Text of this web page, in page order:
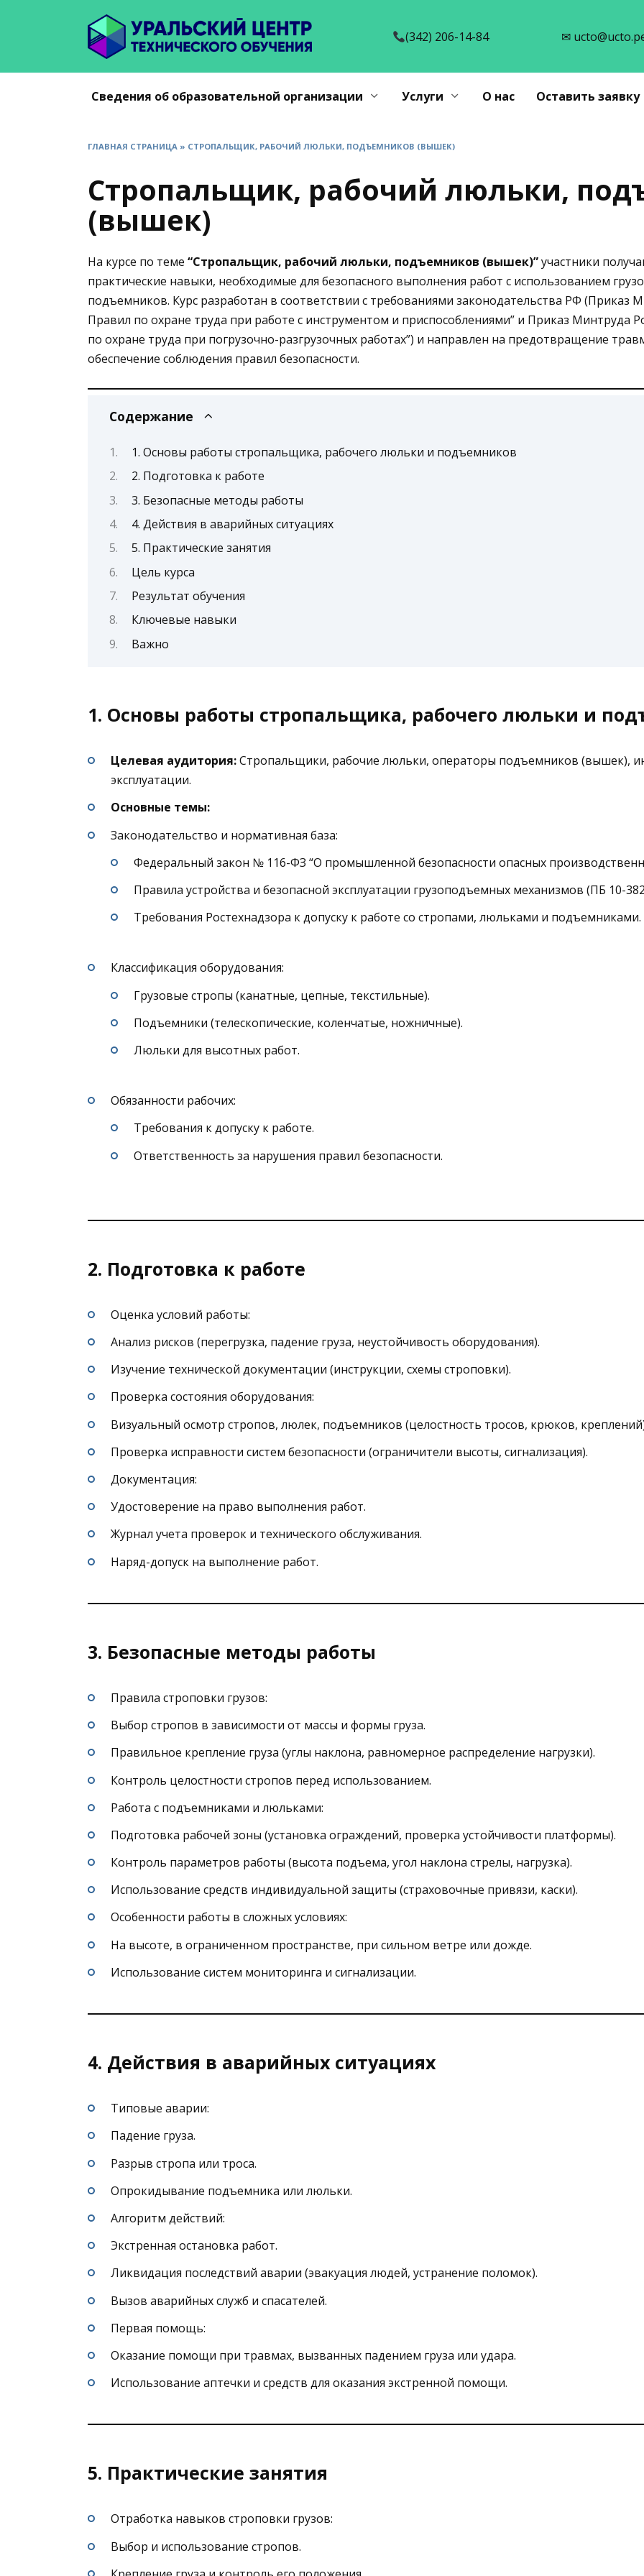
(342) 206-14-84 ✉
Сведения об образовательной организации Услуги О нас Оставить заявку
ГЛАВНАЯ СТРАНИЦА » СТРОПАЛЬЩИК, РАБОЧИЙ ЛЮЛЬКИ, ПОДЪЕМНИКОВ (ВЫШЕК)
Стропальщик, рабочий люльки,
(вышек)
На курсе по теме “Стропальщик, рабочий люльки, подъемников (вышек)”участники
практические навыки, необходимые для безопасного выполнения работ с использованием
подъемников. Курс разработан в соответствии с требованиями законодательства РФ (Приказ
Правил по охране труда при работе с инструментом и приспособлениями” и Приказ Минтруда
по охране труда при погрузочно-разгрузочных работах”) и направлен на предотвращение
обеспечение соблюдения правил безопасности.
Содержание
1. Основы работы стропальщика, рабочего люльки и подъемников
2. Подготовка к работе
3. Безопасные методы работы
4. Действия в аварийных ситуациях
5. Практические занятия
Цель курса
Результат обучения
Ключевые навыки
Важно
1. Основы работы стропальщика, рабочего люльки и
Целевая аудитория:Стропальщики, рабочие люльки, операторы подъемников (вышек),
эксплуатации.
Основные темы:
Законодательство и нормативная база:
Федеральный закон № 116-ФЗ “О промышленной безопасности опасных
Правила устройства и безопасной эксплуатации грузоподъемных механизмов (ПБ 10-
Требования Ростехнадзора к допуску к работе со стропами, люльками и подъемниками.
Классификация оборудования:
Грузовые стропы (канатные, цепные, текстильные).
Подъемники (телескопические, коленчатые, ножничные).
Люльки для высотных работ.
Обязанности рабочих:
Требования к допуску к работе.
Ответственность за нарушения правил безопасности.
2. Подготовка к работе
Оценка условий работы:
Анализ рисков (перегрузка, падение груза, неустойчивость оборудования).
Изучение технической документации (инструкции, схемы строповки).
Проверка состояния оборудования:
Визуальный осмотр стропов, люлек, подъемников (целостность тросов, крюков,
Проверка исправности систем безопасности (ограничители высоты, сигнализация).
Документация:
Удостоверение на право выполнения работ.
Журнал учета проверок и технического обслуживания.
Наряд-допуск на выполнение работ.
3. Безопасные методы работы
Правила строповки грузов:
Выбор стропов в зависимости от массы и формы груза.
Правильное крепление груза (углы наклона, равномерное распределение нагрузки).
Контроль целостности стропов перед использованием.
Работа с подъемниками и люльками:
Подготовка рабочей зоны (установка ограждений, проверка устойчивости платформы).
Контроль параметров работы (высота подъема, угол наклона стрелы, нагрузка).
Использование средств индивидуальной защиты (страховочные привязи, каски).
Особенности работы в сложных условиях:
На высоте, в ограниченном пространстве, при сильном ветре или дожде.
Использование систем мониторинга и сигнализации.
4. Действия в аварийных ситуациях
Типовые аварии:
Падение груза.
Разрыв стропа или троса.
Опрокидывание подъемника или люльки.
Алгоритм действий:
Экстренная остановка работ.
Ликвидация последствий аварии (эвакуация людей, устранение поломок).
Вызов аварийных служб и спасателей.
Первая помощь:
Оказание помощи при травмах, вызванных падением груза или удара.
Использование аптечки и средств для оказания экстренной помощи.
5. Практические занятия
Отработка навыков строповки грузов:
Выбор и использование стропов.